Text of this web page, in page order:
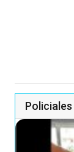
Policiales